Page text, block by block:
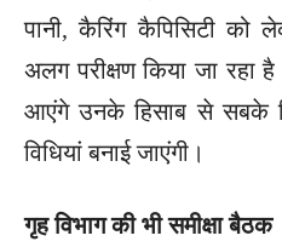
पानी, कैरिंग कैपिसिटी
अलग परीक्षण किया जा रहा
आएंगे उनके हिसाब से सबके
विधियां बनाई जाएंगी।
गृह विभाग की भी समीक्षा बैठक